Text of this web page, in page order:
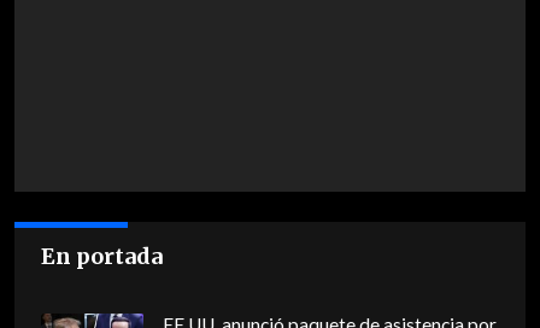
En portada